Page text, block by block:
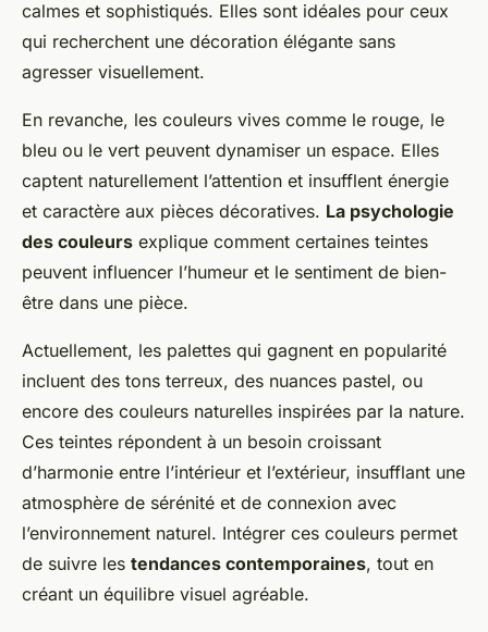
calmes et sophistiqués. Elles sont idéales pour ceux
qui recherchent une décoration élégante sans
agresser visuellement.
En revanche, les couleurs vives comme le rouge, le
bleu ou le vert peuvent dynamiser un espace. Elles
captent naturellement l’attention et insufflent énergie
et caractère aux pièces décoratives. La psychologie
des couleurs explique comment certaines teintes
peuvent influencer l’humeur et le sentiment de bien-
être dans une pièce.
Actuellement, les palettes qui gagnent en popularité
incluent des tons terreux, des nuances pastel, ou
encore des couleurs naturelles inspirées par la nature.
Ces teintes répondent à un besoin croissant
d’harmonie entre l’intérieur et l’extérieur, insufflant une
atmosphère de sérénité et de connexion avec
l’environnement naturel. Intégrer ces couleurs permet
de suivre les tendances contemporaines, tout en
créant un équilibre visuel agréable.